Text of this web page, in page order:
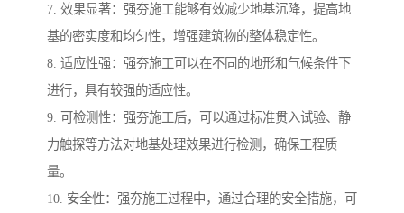
7. 效果显著：强夯施工能够有效减少地基沉降，提高地
基的密实度和均匀性，增强建筑物的整体稳定性。
8. 适应性强：强夯施工可以在不同的地形和气候条件下
进行，具有较强的适应性。
9. 可检测性：强夯施工后，可以通过标准贯入试验、静
力触探等方法对地基处理效果进行检测，确保工程质
量。
10. 安全性：强夯施工过程中，通过合理的安全措施，可